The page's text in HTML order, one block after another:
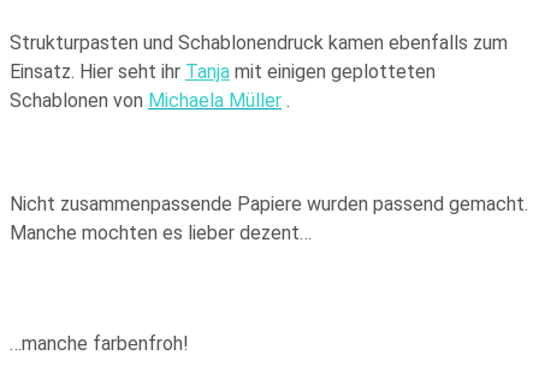
Strukturpasten und Schablonendruck kamen ebenfalls zum
Einsatz. Hier seht ihr Tanja mit einigen geplotteten
Schablonen von Michaela Müller .
Nicht zusammenpassende Papiere wurden passend gemacht.
Manche mochten es lieber dezent…
…manche farbenfroh!